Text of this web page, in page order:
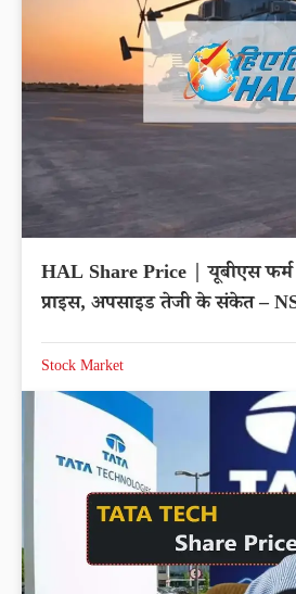
HAL Share Price | यूबीएस फर्म
प्राइस, अपसाइड तेजी के संकेत –
Stock Market